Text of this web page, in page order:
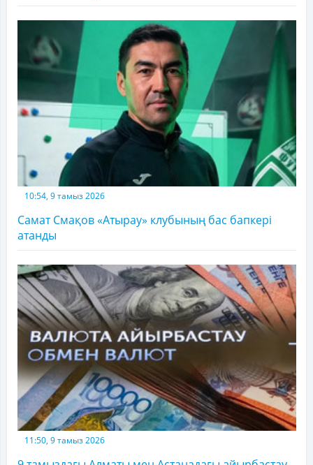
10:54, 9 тамыз 2026
Самат Смақов «Атырау» клубының бас бапкері
атанды
11:50, 9 тамыз 2026